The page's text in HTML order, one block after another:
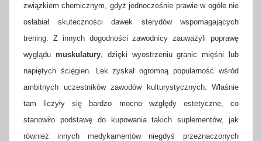
związkiem chemicznym, gdyż jednocześnie prawie w ogóle nie
osłabiał skuteczności dawek sterydów wspomagających
trening. Z innych dogodności zawodnicy zauważyli poprawę
wyglądu muskulatury, dzięki wyostrzeniu granic mięśni lub
napiętych ścięgien. Lek zyskał ogromną popularność wśród
ambitnych uczestników zawodów kulturystycznych. Właśnie
tam liczyły się bardzo mocno względy estetyczne, co
stanowiło podstawę do kupowania takich suplementów, jak
również innych medykamentów niegdyś przeznaczonych